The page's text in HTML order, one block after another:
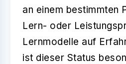
an einem bestimmten
Lern- oder
Lernmodelle auf
ist dieser Status